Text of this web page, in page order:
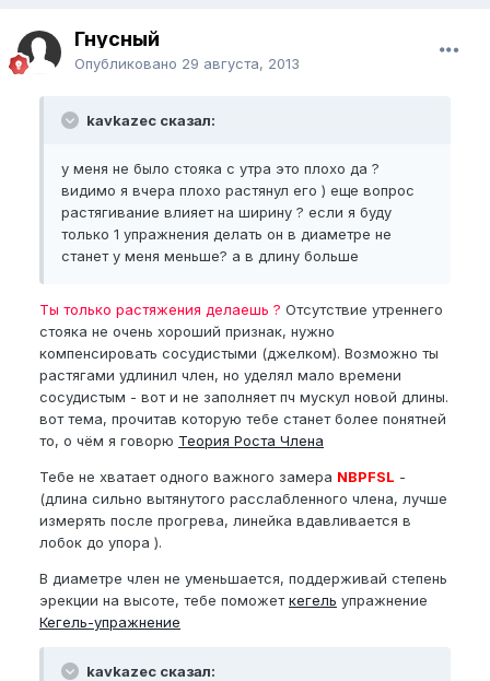
Гнусный
Опубликовано 29 августа, 2013
kavkazec сказал:
у меня не было стояка с утра это плохо да ?
видимо я вчера плохо растянул его ) еще вопрос
растягивание влияет на ширину ? если я буду
только 1 упражнения делать он в диаметре не
станет у меня меньше? а в длину больше
Ты только растяжения делаешь ? Отсутствие утреннего
стояка не очень хороший признак, нужно
компенсировать сосудистыми (джелком). Возможно ты
растягами удлинил член, но уделял мало времени
сосудистым - вот и не заполняет пч мускул новой длины.
вот тема, прочитав которую тебе станет более понятней
то, о чём я говорю Теория Роста Члена
Тебе не хватает одного важного замера NBPFSL -
(длина сильно вытянутого расслабленного члена, лучше
измерять после прогрева, линейка вдавливается в
лобок до упора ).
В диаметре член не уменьшается, поддерживай степень
эрекции на высоте, тебе поможеткегель упражнение
Кегель-упражнение
kavkazec сказал: